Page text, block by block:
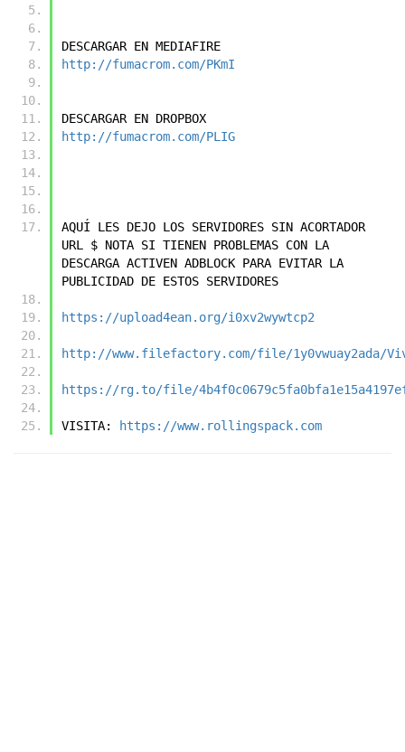
DESCARGAR EN MEDIAFIRE
http://fumacrom.com/PKmI
DESCARGAR EN DROPBOX
http://fumacrom.com/PLIG
AQUÍ LES DEJO LOS SERVIDORES SIN ACORTADOR
URL $ NOTA SI TIENEN PROBLEMAS CON LA
DESCARGA ACTIVEN ADBLOCK PARA EVITAR LA
PUBLICIDAD DE ESTOS SERVIDORES
https://upload4ean.org/i0xv2wywtcp2
http://www.filefactory.com/file/1y0vwuay2ada/
https://rg.to/file/
VISITA: https://www.rollingspack.com